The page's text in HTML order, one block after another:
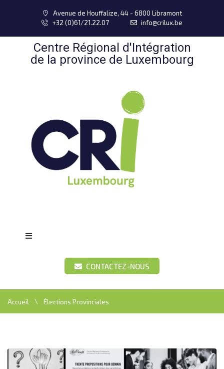
Avenue de Houffalize, 44 - 6800 Libramont
+32 (0)61/21.22.07
info@crilux.be
Centre Régional d'Intégration
de la province de Luxembourg
CONTACTEZ-NOUS
Accueil \ Élections Provinciales